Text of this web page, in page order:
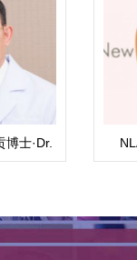
博士·Dr.
M.D